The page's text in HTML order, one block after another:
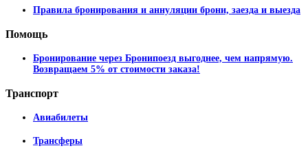
Правила бронирования и аннуляции брони, заезда и выезда
Помощь
Бронирование через Бронипоезд выгоднее, чем напрямую.
Возвращаем 5% от стоимости заказа!
Транспорт
Авиабилеты
Трансферы